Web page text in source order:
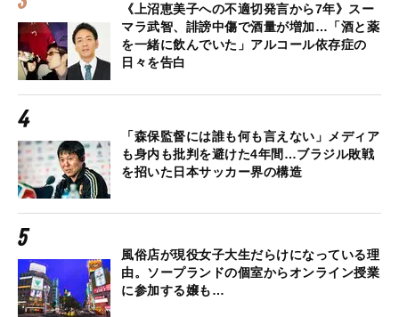
《上沼恵美子への不適切発言から7年》スー
マラ武智、誹謗中傷で酒量が増加…「酒と薬
を一緒に飲んでいた」アルコール依存症の
日々を告白
「森保監督には誰も何も言えない」メディア
も身内も批判を避けた4年間…ブラジル敗戦
を招いた日本サッカー界の構造
風俗店が現役女子大生だらけになっている理
由。ソープランドの個室からオンライン授業
に参加する嬢も…